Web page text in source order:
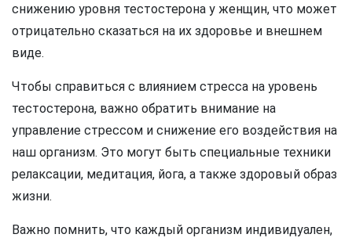
снижению уровня тестостерона у женщин, что может
отрицательно сказаться на их здоровье и внешнем
виде.
Чтобы справиться с влиянием стресса на уровень
тестостерона, важно обратить внимание на
управление стрессом и снижение его воздействия на
наш организм. Это могут быть специальные техники
релаксации, медитация, йога, а также здоровый образ
жизни.
Важно помнить, что каждый организм индивидуален,